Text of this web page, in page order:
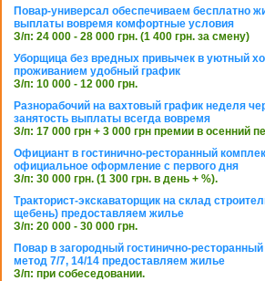
Повар-универсал обеспечиваем бесплатно
выплаты вовремя комфортные условия
З/п: 24 000 - 28 000 грн. (1 400 грн. за смену)
Уборщица без вредных привычек в уютный
проживанием удобный график
З/п: 10 000 - 12 000 грн.
Разнорабочий на вахтовый график неделя
занятость выплаты всегда вовремя
З/п: 17 000 грн + 3 000 грн премии в осенний
Официант в гостинично-ресторанный
официальное оформление с первого дня
З/п: 30 000 грн. (1 300 грн. в день + %).
Тракторист-экскаваторщик на склад
щебень) предоставляем жилье
З/п: 20 000 - 30 000 грн.
Повар в загородный гостинично-
метод 7/7, 14/14 предоставляем жилье
З/п: при собеседовании.